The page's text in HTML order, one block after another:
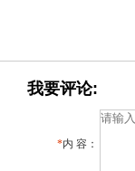
我要评论:
*内 容：